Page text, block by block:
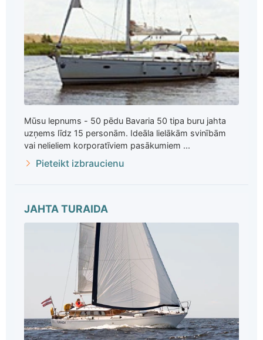
Mūsu lepnums - 50 pēdu Bavaria 50 tipa buru jahta
uzņems līdz 15 personām. Ideāla lielākām svinībām
vai nelieliem korporatīviem pasākumiem ...
Pieteikt izbraucienu
JAHTA TURAIDA